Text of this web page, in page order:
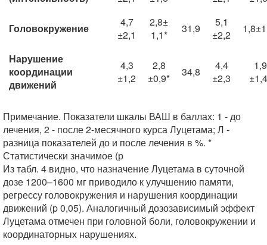
Головокружение
4,7
±2,1
2,8±
1,1*
31,9
5,1
±2,2
Нарушение
координации
движений
4,3
±1,2
2,8
±0,9*
34,8
4,4
±2,3
1,9
Примечание. Показатели шкалы ВАШ в баллах: 1 - до
лечения, 2 - после 2-месячного курса Луцетама; Л -
разница показателей до и после лечения в %. *
Статистически значимое (р
Из табл. 4 видно, что назначение Луцетама в суточной
дозе 1200–1600 мг приводило к улучшению памяти,
регрессу головокружения и нарушения координации
движений (p 0,05). Аналогичный дозозависимый эффект
Луцетама отмечен при головной боли, головокружении и
координаторных нарушениях.